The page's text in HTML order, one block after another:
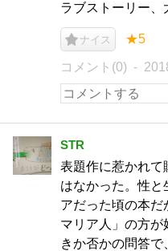
ラブストーリー、
ナイス ★5
コメント(0)
STR
表題作に惹かれて
はなかった。性
アだった頃の本だ
マリア人」の方
きか否かの問答